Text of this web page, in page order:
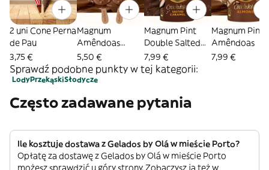
2 uni Cone Perna
de Pau
3,75 €
Magnum
Amêndoas
(Pauzinho/Stick)
5,50 €
Magnum Pint
Double Salted
Caramel
7,99 €
Magnum Pint
Amêndoas
7,99 €
Sprawdź podobne punkty w tej kategorii:
LodyPrzekąskiSłodycze
Często zadawane pytania
Ile kosztuje dostawa z Gelados by Olá w mieście Porto?
Opłatę za dostawę z Gelados by Olá w mieście Porto
możesz sprawdzić u góry strony. Zobaczysz ją też w